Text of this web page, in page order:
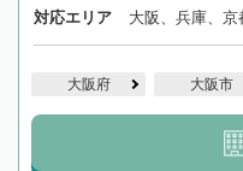
対応エリア 大阪、兵庫、
大阪府 大阪市